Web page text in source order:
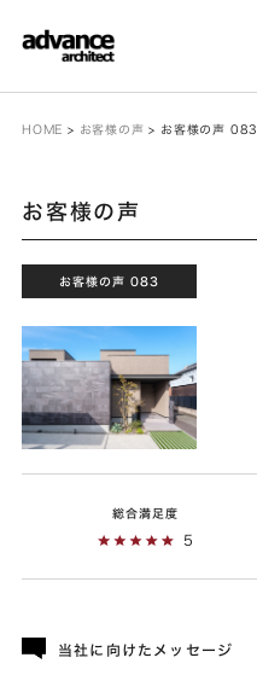
HOME > お客様の声 > お客様の声 083
お客様の声
お客様の声 083
総合満足度
5
当社に向けたメッセージ